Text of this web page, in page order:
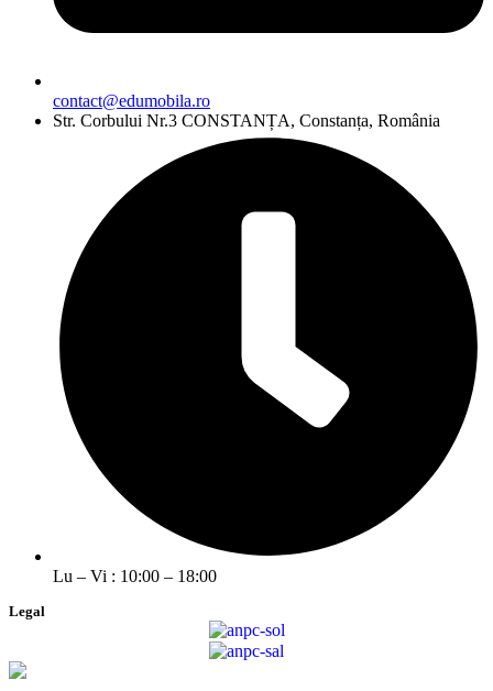
contact@edumobila.ro
Str. Corbului Nr.3 CONSTANȚA, Constanța, România
Lu – Vi : 10:00 – 18:00
Legal